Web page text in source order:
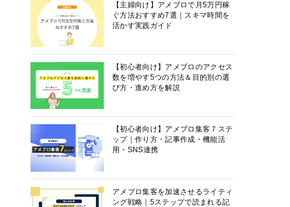
【主婦向け】アメブロで月5万円稼
ぐ方法おすすめ7選｜スキマ時間を
活かす実践ガイド
【初心者向け】アメブロのアクセス
数を増やす5つの方法＆目的別の選
び方・進め方を解説
【初心者向け】アメブロ集客７ステ
ップ｜作り方・記事作成・機能活
用・SNS連携
アメブロ集客を加速させるライティ
ング戦略｜5ステップで読まれる記